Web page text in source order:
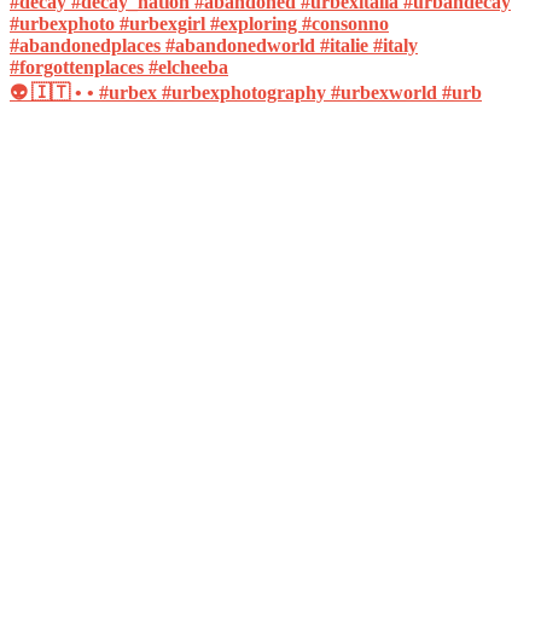
👽 🇮🇹 • • #urbex #urbexphotography #urbexworld #urb